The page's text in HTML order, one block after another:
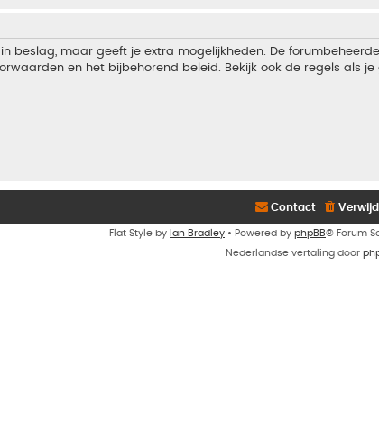
beslag, maar geeft je extra mogelijkheden. De
en het bijbehorend beleid. Bekijk ook de regels als
Contact
Flat Style by Ian Bradley • Powered by phpBB® Forum
Nederlandse vertaling door